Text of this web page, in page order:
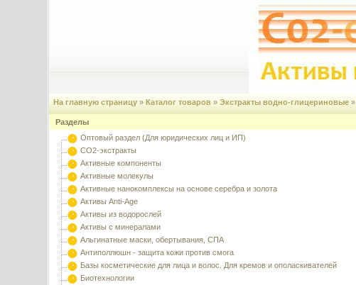
На главную страницу» Каталог товаров» Экстракты водно-глицериновые»
Разделы
Оптовый раздел (Для юридических лиц и ИП)
CO2-экстракты
Активные компоненты
Активные молекулы
Активные нанокомплексы на основе серебра и золота
Активы Anti-Age
Активы из водорослей
Активы с минералами
Альгинатные маски, обертывания, СПА
Антиполлюшн - защита кожи против смога
Базы косметические для лица и волос. Для кремов и ополаскивателей
Биотехнологии